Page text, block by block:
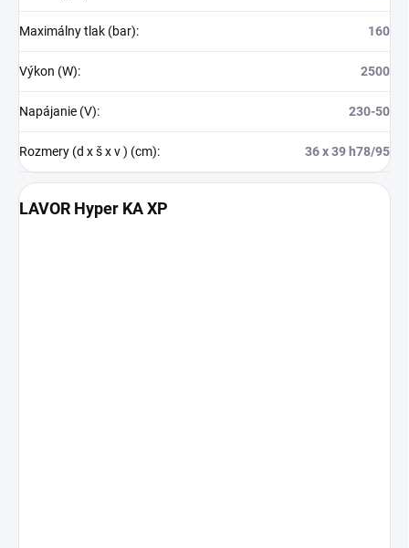
Maximálny tlak (bar): 160
Výkon (W): 2500
Napájanie (V): 230-50
Rozmery (d x š x v ) (cm): 36 x 39 h78/95
LAVOR Hyper KA XP